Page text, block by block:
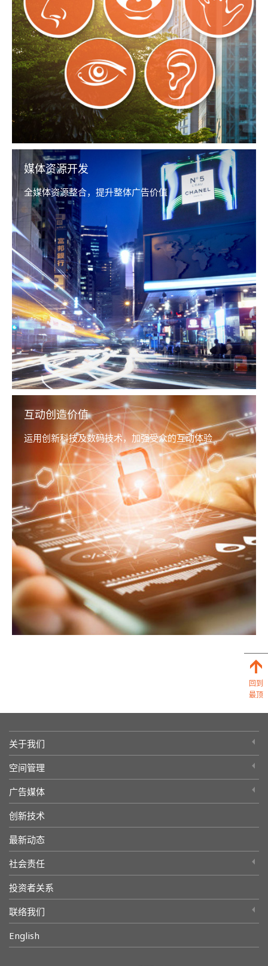
媒体资源开发
全媒体资源整合，提升整体广告价值
互动创造价值
运用创新科技及数码技术，加强受众的互动体验
回到
最顶
关于我们
空间管理
广告媒体
创新技术
最新动态
社会责任
投资者关系
联络我们
English